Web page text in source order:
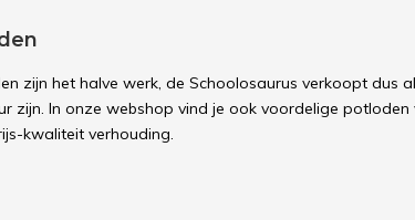
zijn het halve werk, de Schoolosaurus verkoopt
zijn. In onze webshop vind je ook voordelige
kwaliteit verhouding.